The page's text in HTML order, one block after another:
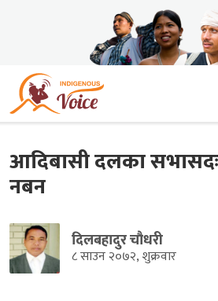
आदिबासी दलका
नबन
दिलबहादुर चौधरी
८ साउन २०७२, शुक्रवार